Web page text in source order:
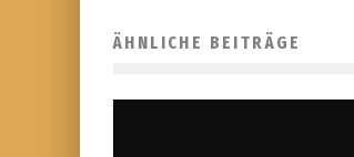
ÄHNLICHE BEITRÄGE